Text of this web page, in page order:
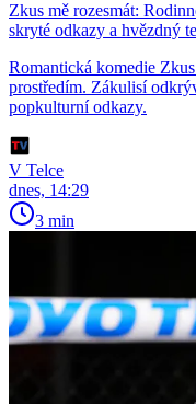
Zkus mě rozesmát:
skryté odkazy a hvězdný
Romantická komedie
prostředím. Zákulisí
popkulturní odkazy.
V Telce
dnes, 14:29
3 min